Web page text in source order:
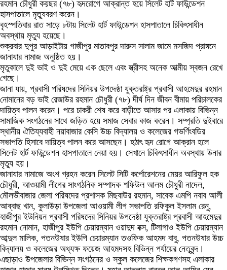
রহমান চৌধুরী কয়ছর (৭৮) হৃদরোগে আক্রান্ত হয়ে সিলেট হার্ট ফাউন্ডেশন
হাসপাতালে মৃত্যুবরণ করেন।
বৃহস্পতিবার রাত সাড়ে ৮টায় সিলেট হার্ট ফাউন্ডেশন হাসপাতালে চিকিৎসাধীন
অবস্থায় মৃত্যু হয়েছে।
শুক্রবার দুপুর আড়াইটায় গাজীপুর মাতাবপুর দারুস সালাম জামে মসজিদ প্রাঙ্গনে
জানাযার নামাজ অনুষ্ঠিত হয়।
মৃতুকালে দুই ভাই ও দুই মেয়ে এক ছেলে এবং স্ত্রীসহ অনেক আত্মীয় স্বজন রেখে
গেছে।
জানা যায়, প্রবাসী পরিষদের সিনিয়র উপদেষ্ঠা যুক্তরাষ্ট্র প্রবাসী আহমেদুর রহমান
নোমানের বড় ভাই রেজাউর রহমান চৌধুরী (৭৮) দীর্ঘ দিন জীবন বীমায় পরিচালকের
দায়িত্ব পালন করেন। পরে চাকরী শেষ করে বাড়ীতে আসার পর এলাকায় বিভিন্ন
সামাজিক সংগঠনের সাথে জড়িত হয়ে সমাজ সেবার কাজ করেন। সম্প্রতি দুইবারে
স্থানীয় ঐতিয্যবাহী নয়াবাজার কেসি উচ্চ বিদ্যালয় ও কলেজের গভর্ণিংবডির
সভাপতি হিসাবে দায়িত্ব পালন করে আসছেন। হঠাৎ হৃদ রোগে আক্রান হলে
সিলেট হার্ট ফাউন্ডেশন হাসপাতালে নেয়া হয়। সেখানে চিকিৎসাধীন অবস্থায় উনার
মৃত্যু হয়।
জানাযার নামাজে অংশ গ্রহন করেন সিলেট সিটি কর্পোরেশনের মেয়র আরিফুল হক
চৌধুরী, আওয়ামী লীগের সাংগঠনিক সম্পাদক শফিউল আলম চৌধুরী নাদেল,
মৌলভীবাজার জেলা পরিষদের প্রশাসক মিছবাউর রহমান, সাবেক এমপি নবাব আলী
আব্বাছ খান, কুলাউড়া উপজেলা আওয়ামী লীগ সভাপতি রফিকুল ইসলাম রেনু,
হাজীপুর ইউনিয়ন প্রবাসী পরিষদের সিনিয়র উপদেষ্ঠা যুক্তরাষ্ট্র প্রবাসী আহমেদুর
রহমান নোমান, হাজীপুর ইউপি চেয়ারম্যান ওয়াদুদ বক্স, টিলাগাও ইউপি চেয়ারম্যান
আব্দুল মালিক, পতনউষার ইউপি চেয়ারম্যান তওফিক আহমদ বাবু, পতনউষার উচ্চ
বিদ্যালয় ও কলেজের অধ্যক্ষ ফয়েজ আহমদসহ বিভিন্ন পর্যায়ের নেতৃবৃন্দ।
এছাড়াও উপজেলার বিভিন্ন সংগঠনের ও স্কুল কলেজের শিক্ষকগণসহ এলাকার